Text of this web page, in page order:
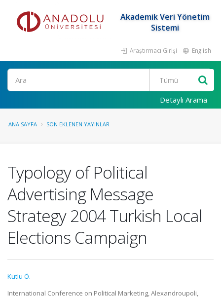
Akademik Veri Yönetim
Sistemi
Araştırmacı Girişi English
Ara
Detaylı Arama
ANA SAYFA SON EKLENEN YAYINLAR
Typology of Political
Advertising Message
Strategy 2004 Turkish Local
Elections Campaign
Kutlu Ö.
International Conference on Political Marketing, Alexandroupoli,